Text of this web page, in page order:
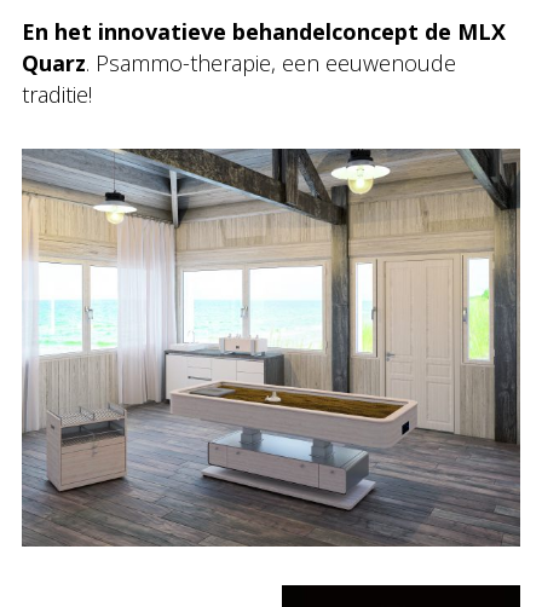
En het innovatieve behandelconcept de MLX
Quarz. Psammo-therapie, een eeuwenoude
traditie!